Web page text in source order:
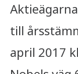
till
april 2017